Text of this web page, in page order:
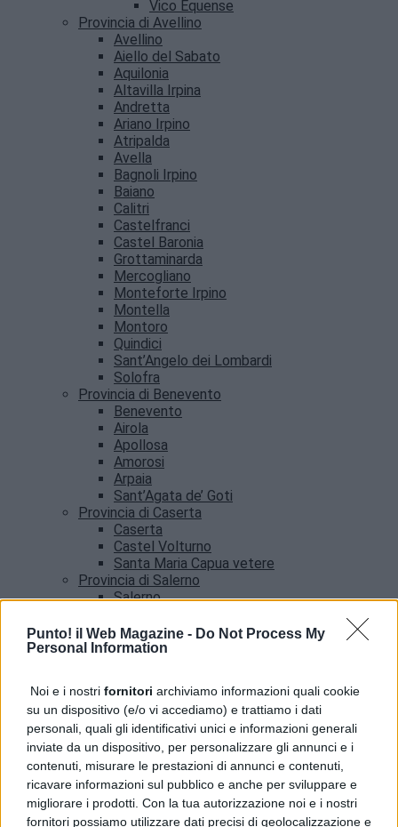
Punto! il Web Magazine - Do Not Process My
Personal Information
Noi e i nostri fornitori archiviamo informazioni quali cookie
su un dispositivo (e/o vi accediamo) e trattiamo i dati
personali, quali gli identificativi unici e informazioni generali
inviate da un dispositivo, per personalizzare gli annunci e i
contenuti, misurare le prestazioni di annunci e contenuti,
ricavare informazioni sul pubblico e anche per sviluppare e
migliorare i prodotti. Con la tua autorizzazione noi e i nostri
fornitori possiamo utilizzare dati precisi di geolocalizzazione e
Vico Equense
Provincia di Avellino
Avellino
Aiello del Sabato
Aquilonia
Altavilla Irpina
Andretta
Ariano Irpino
Atripalda
Avella
Bagnoli Irpino
Baiano
Calitri
Castelfranci
Castel Baronia
Grottaminarda
Mercogliano
Monteforte Irpino
Montella
Montoro
Quindici
Sant’Angelo dei Lombardi
Solofra
Provincia di Benevento
Benevento
Airola
Apollosa
Amorosi
Arpaia
Sant’Agata de’ Goti
Provincia di Caserta
Caserta
Castel Volturno
Santa Maria Capua vetere
Provincia di Salerno
Salerno
Amalfi
Angri
Cinghiali in Cilento , i Circoli dell’Ambiente:
“Necessario un intervento per tutelare cittadini e
fauna selvatica”